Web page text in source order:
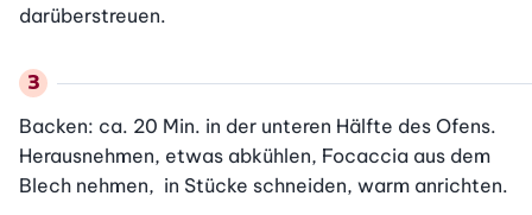
darüberstreuen.
Backen: ca. 20 Min. in der unteren Hälfte des Ofens.
Herausnehmen, etwas abkühlen, Focaccia aus dem
Blech nehmen,  in Stücke schneiden, warm anrichten.